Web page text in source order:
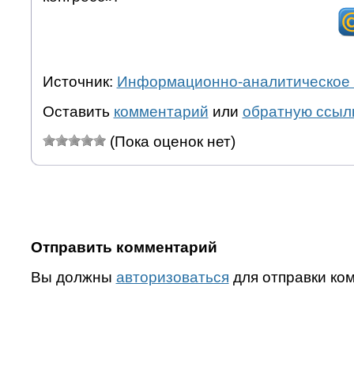
Источник: Информационно-аналитическое
Оставить комментарий или обратную
(Пока оценок нет)
Отправить комментарий
Вы должны авторизоваться для отправки